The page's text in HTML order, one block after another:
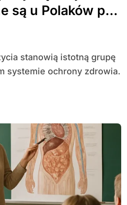
są u Polaków po
systemie ochrony zdrowia.